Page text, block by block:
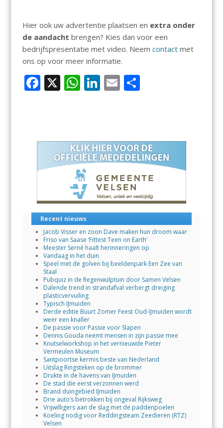
Hier ook uw advertentie plaatsen en extra onder
de aandacht brengen? Kies dan voor een
bedrijfspresentatie met video. Neem contactmet
ons op voor meer informatie.
F
o
o
X W
A
p
p
Li
dI
n
E D
Recent nieuws
Jacob Visser en zoon Dave maken hun droom waar
Friso van Saase ‘Fittest Teen on Earth’
Meester Serné haalt herinneringen op
Vandaag in het duin
Speel met de golven bij beeldenpark Een Zee van
Staal
Pubquiz in de Regenwulptuin door Samen Velsen
Dalende trend in strandafval verbergt dreiging
plasticvervuiling
Typisch IJmuiden
Derde editie Buurt Zomer Feest Oud-IJmuiden wordt
weer een knaller
De passie voor Passie voor Slapen
Dennis Gouda neemt mensen in zijn passie mee
Knutselworkshop in het vernieuwde Pieter
Vermeulen Museum
Santpoortse kermis beste van Nederland
Uitslag Ringsteken op de brommer
Drukte in de havens van IJmuiden
De stad die eerst verzonnen werd
Brand duingebied IJmuiden
Drie auto’s betrokken bij ongeval Rijksweg
Vrijwilligers aan de slag met de paddenpoelen
Koeling nodig voor Reddingsteam Zeedieren (RTZ)
Velsen